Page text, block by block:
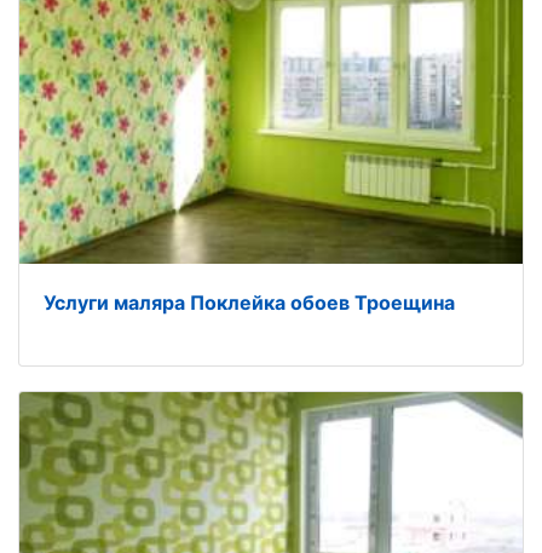
Услуги маляра Поклейка обоев Троещина